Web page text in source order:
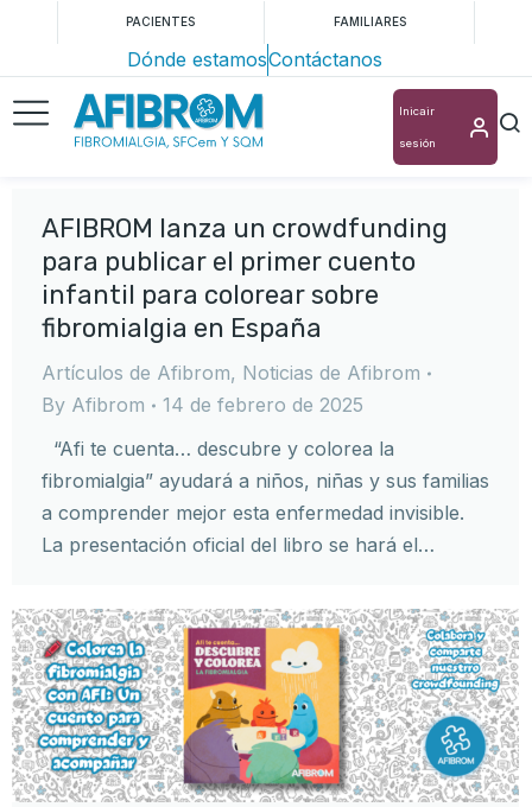
PACIENTES FAMILIARES
Dónde estamosContáctanos
Inicair
sesión
AFIBROM lanza un crowdfunding
para publicar el primer cuento
infantil para colorear sobre
fibromialgia en España
Artículos de Afibrom, Noticias de Afibrom
By Afibrom
14 de febrero de 2025
“Afi te cuenta… descubre y colorea la
fibromialgia” ayudará a niños, niñas y sus familias
a comprender mejor esta enfermedad invisible.
La presentación oficial del libro se hará el…